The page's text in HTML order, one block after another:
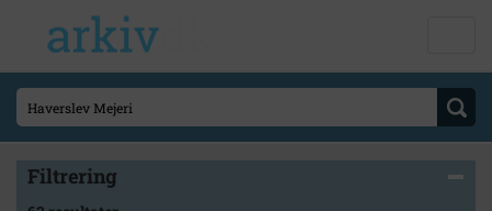
Filtrering